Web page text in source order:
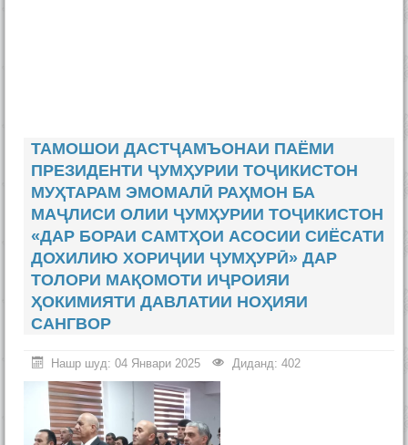
ТАМОШОИ ДАСТҶАМЪОНАИ ПАЁМИ
ПРЕЗИДЕНТИ ҶУМҲУРИИ ТОҶИКИСТОН
МУҲТАРАМ ЭМОМАЛӢ РАҲМОН БА
МАҶЛИСИ ОЛИИ ҶУМҲУРИИ ТОҶИКИСТОН
«ДАР БОРАИ САМТҲОИ АСОСИИ СИЁСАТИ
ДОХИЛИЮ ХОРИҶИИ ҶУМҲУРӢ» ДАР
ТОЛОРИ МАҚОМОТИ ИҶРОИЯИ
ҲОКИМИЯТИ ДАВЛАТИИ НОҲИЯИ
САНГВОР
Нашр шуд: 04 Январи 2025 Диданд: 402